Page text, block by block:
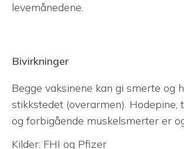
levemånedene.
Bivirkninger
Begge vaksinene kan gi smerte og
stikkstedet (overarmen). Hodepine,
og forbigående muskelsmerter er
Kilder: FHI og Pfizer